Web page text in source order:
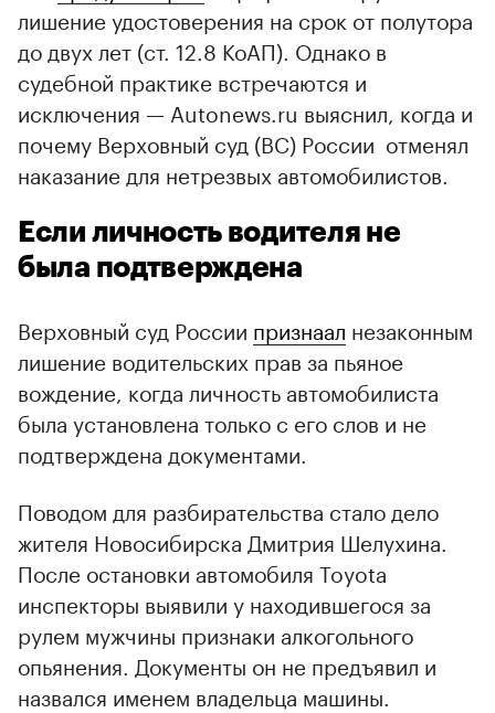
лишение удостоверения на срок от полутора
до двух лет (ст. 12.8 КоАП). Однако в
судебной практике встречаются и
исключения — Autonews.ru выяснил, когда и
почему Верховный суд (ВС) России отменял
наказание для нетрезвых автомобилистов.
Если личность водителя не
была подтверждена
00:00 / 00:00
Верховный суд России признаал незаконным
лишение водительских прав за пьяное
вождение, когда личность автомобилиста
была установлена только с его слов и не
подтверждена документами.
Поводом для разбирательства стало дело
жителя Новосибирска Дмитрия Шелухина.
После остановки автомобиля Toyota
инспекторы выявили у находившегося за
рулем мужчины признаки алкогольного
опьянения. Документы он не предъявил и
назвался именем владельца машины.